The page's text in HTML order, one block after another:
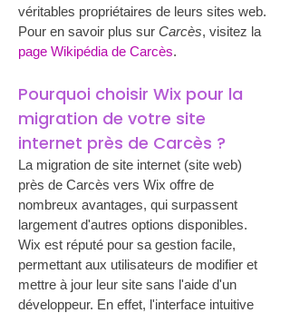
véritables propriétaires de leurs sites web.
Pour en savoir plus sur Carcès, visitez la
page Wikipédia de Carcès.
Pourquoi choisir Wix pour la
migration de votre site
internet près de Carcès ?
La migration de site internet (site web)
près de Carcès vers Wix offre de
nombreux avantages, qui surpassent
largement d'autres options disponibles.
Wix est réputé pour sa gestion facile,
permettant aux utilisateurs de modifier et
mettre à jour leur site sans l'aide d'un
développeur. En effet, l'interface intuitive